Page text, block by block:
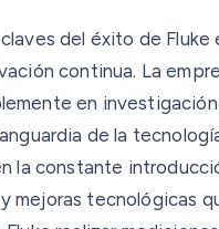
del éxito de Fluke
continua. La
en
de la
la constante
mejoras tecnológicas